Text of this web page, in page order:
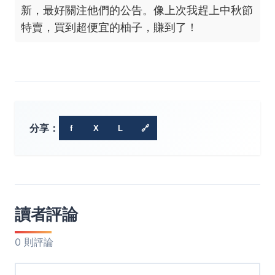
新，最好關注他們的公告。像上次我趕上中秋節
特賣，買到超便宜的柚子，賺到了！
分享： f X L 🔗
讀者評論
0 則評論